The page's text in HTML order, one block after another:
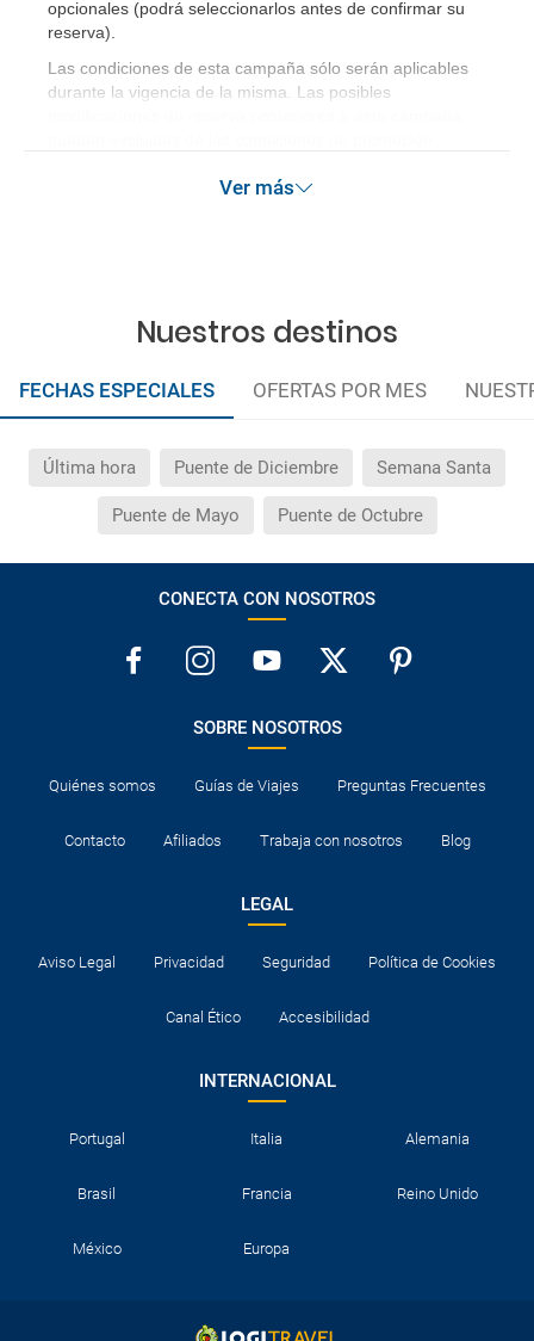
opcionales (podrá seleccionarlos antes de confirmar su
reserva)
Las condiciones de esta campaña sólo serán aplicables
durante la vigencia de la misma. Las posibles
Ver más
Nuestros destinos
FECHAS ESPECIALES OFERTAS POR MES
Última hora Puente de Diciembre Semana Santa
Puente de Mayo Puente de Octubre
CONECTA CON NOSOTROS
SOBRE NOSOTROS
Quiénes somos Guías de Viajes Preguntas Frecuentes
Contacto Afiliados Trabaja con nosotros Blog
LEGAL
Aviso Legal Privacidad Seguridad Política de Cookies
Canal Ético Accesibilidad
INTERNACIONAL
Portugal Italia Alemania
Brasil Francia Reino Unido
México Europa